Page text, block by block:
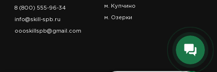
8 (800) 555-96-34
info@skill-spb.ru
oooskillspb@gmail.com
м. Купчино
м. Озерки